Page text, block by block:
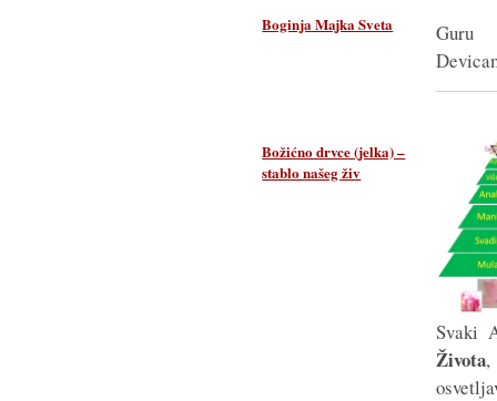
Boginja Majka Sveta
Guru
Božićno drvce (jelka) –
stablo našeg živ
Svaki
Života